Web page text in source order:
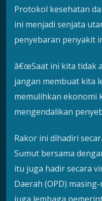
Protokol kesehatan
ini menjadi senjata
penyebaran penyakit
â€œSaat ini kita tidak
jangan membuat kita
memulihkan ekonomi
mengendalikan
Rakor ini dihadiri
Sumut bersama
itu juga hadir secara
Daerah (OPD)